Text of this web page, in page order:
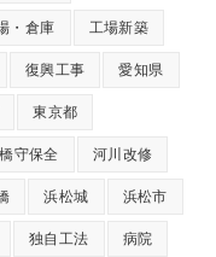
・倉庫 工場新築
復興工事 愛知県
東京都
橋守保全 河川改修
浜松城 浜松市
独自工法 病院